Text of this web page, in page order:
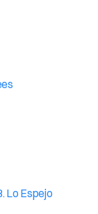
Lo Espejo